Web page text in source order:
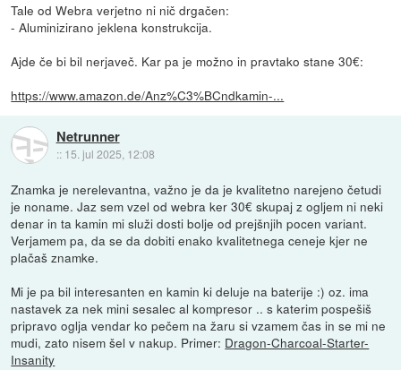
Tale od Webra verjetno ni nič drgačen:
- Aluminizirano jeklena konstrukcija.
Ajde če bi bil nerjaveč. Kar pa je možno in pravtako stane 30€:
https://www.amazon.de/Anz%C3%BCndkamin-...
Netrunner
:: 15. jul 2025, 12:08
Znamka je nerelevantna, važno je da je kvalitetno narejeno četudi
je noname. Jaz sem vzel od webra ker 30€ skupaj z ogljem ni neki
denar in ta kamin mi služi dosti bolje od prejšnjih pocen variant.
Verjamem pa, da se da dobiti enako kvalitetnega ceneje kjer ne
plačaš znamke.
Mi je pa bil interesanten en kamin ki deluje na baterije :) oz. ima
nastavek za nek mini sesalec al kompresor .. s katerim pospešiš
pripravo oglja vendar ko pečem na žaru si vzamem čas in se mi ne
mudi, zato nisem šel v nakup. Primer: Dragon-Charcoal-Starter-
Insanity